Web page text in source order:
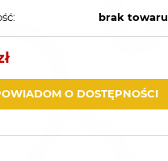
brak towaru
O DOSTĘPNOŚCI